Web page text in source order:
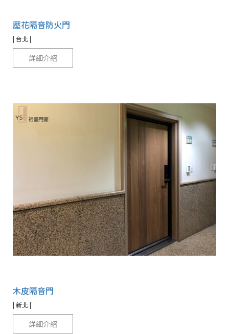
壓花隔音防火門
| 台北 |
詳細介紹
木皮隔音門
| 新北 |
詳細介紹